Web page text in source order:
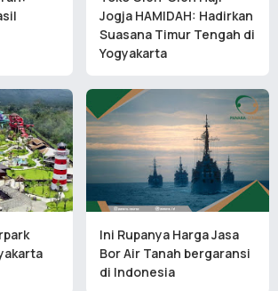
Jogja HAMIDAH: Hadirkan
Suasana Timur Tengah di
Yogyakarta
Ini Rupanya Harga Jasa
Bor Air Tanah bergaransi
di Indonesia